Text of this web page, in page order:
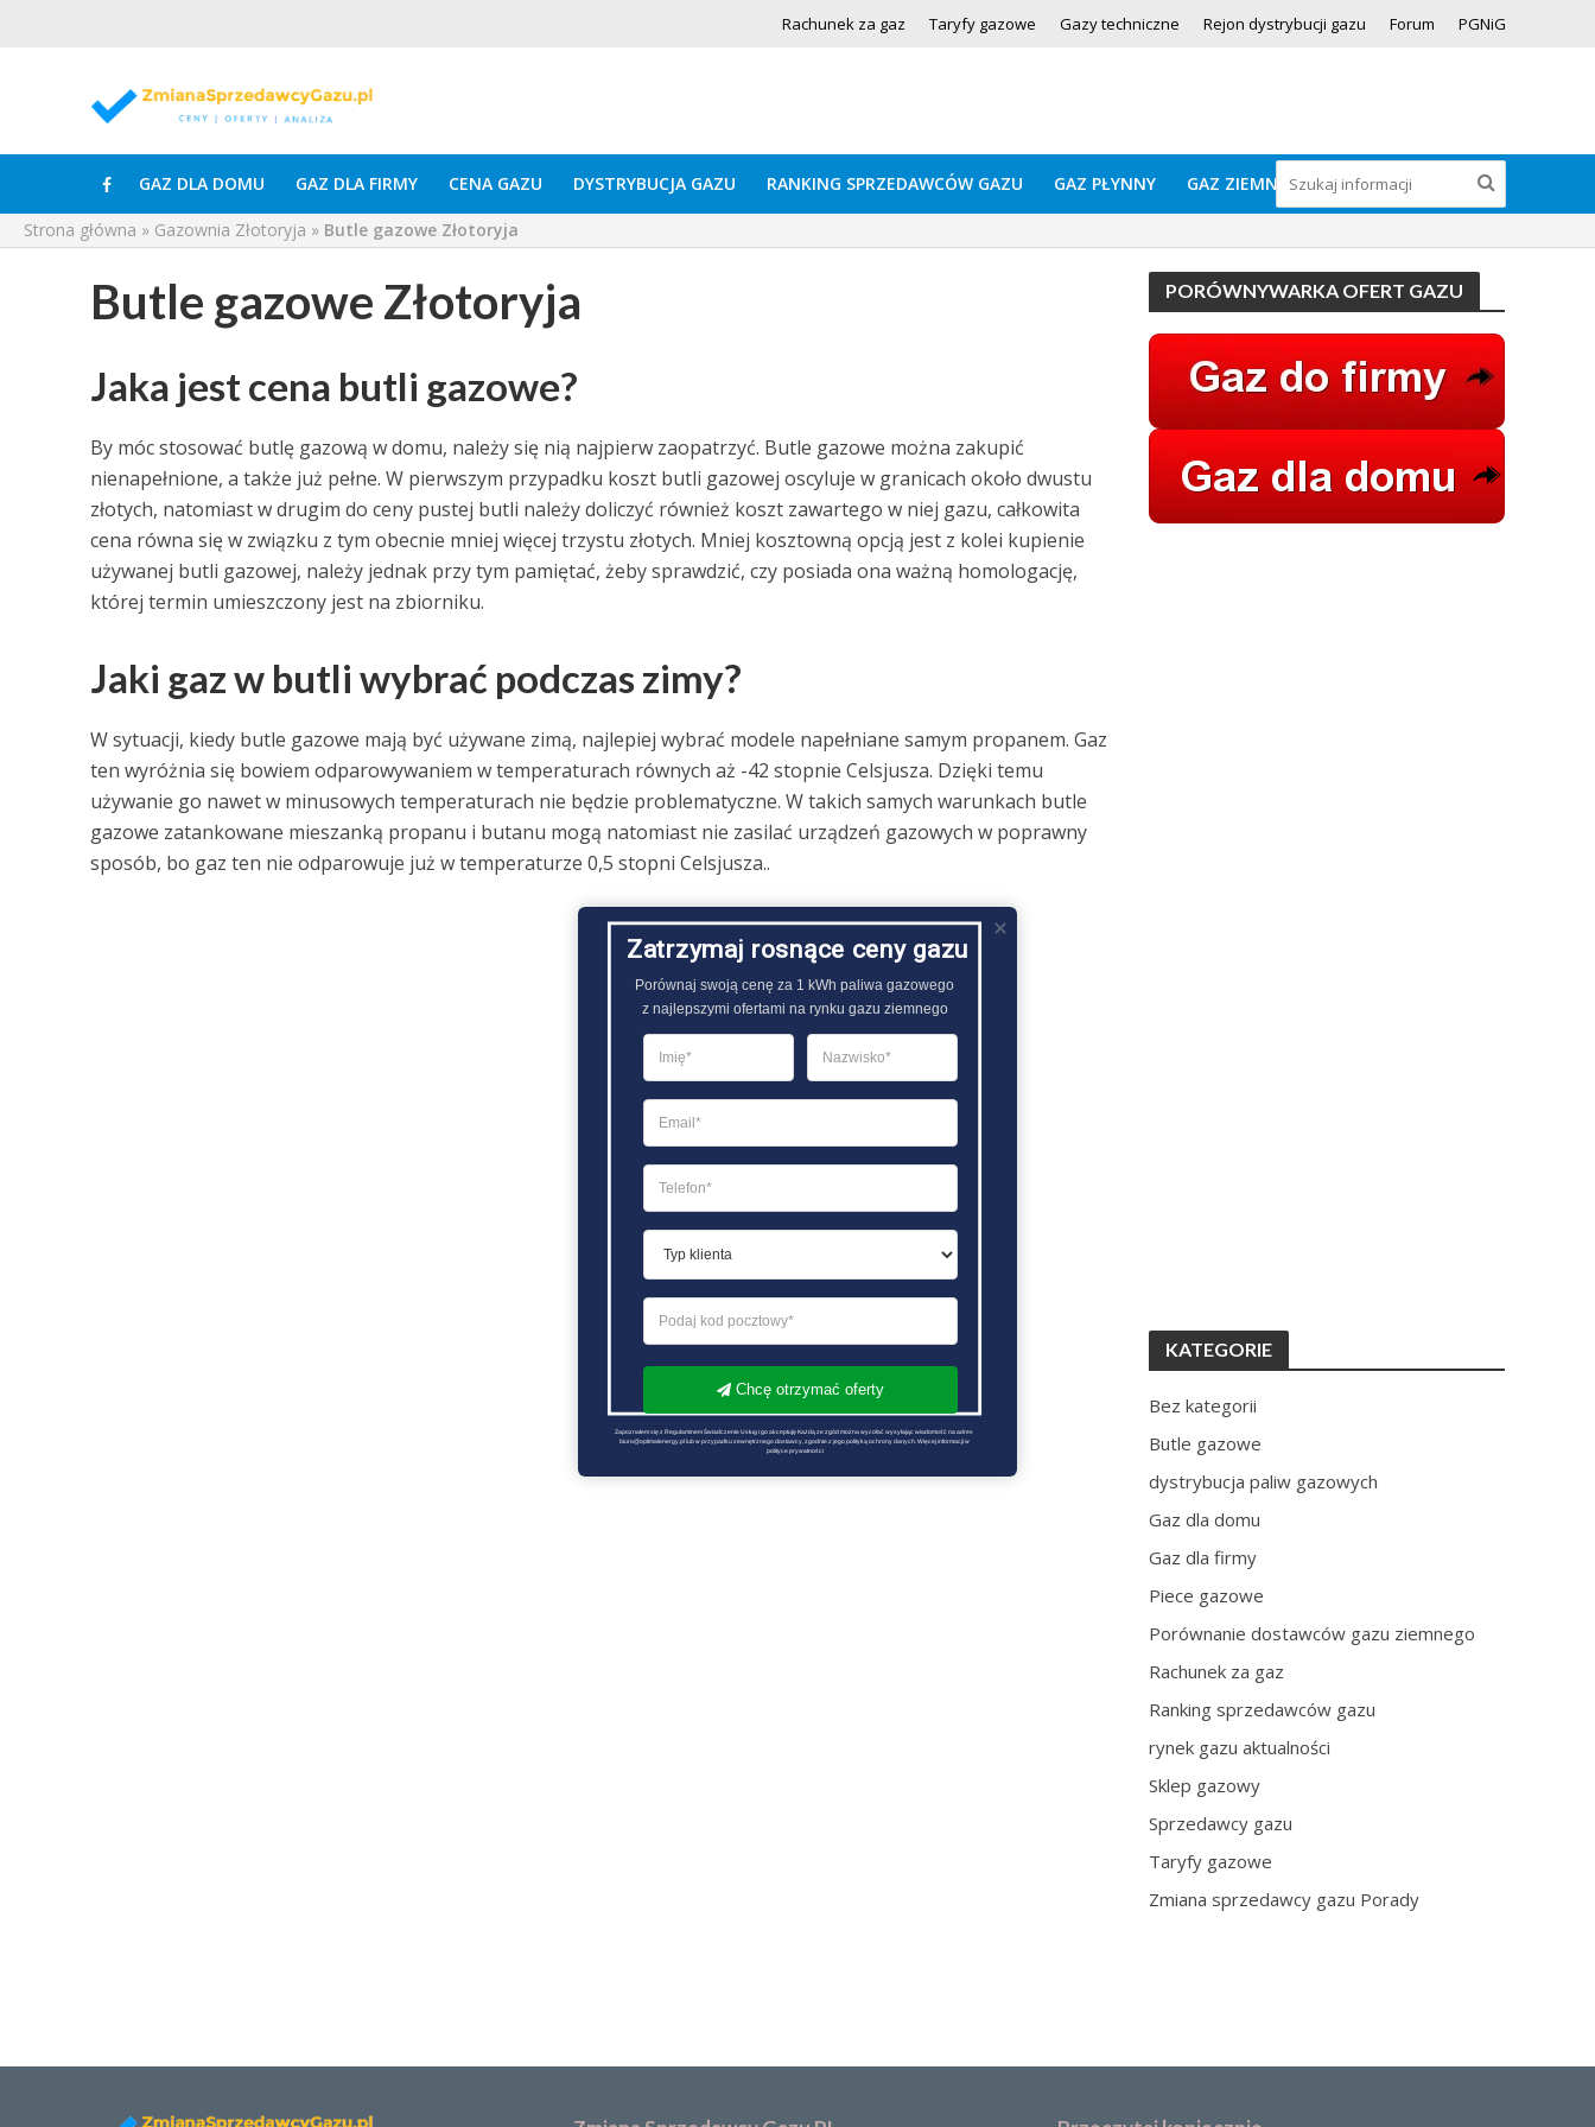
Rachunek za gaz Taryfy gazowe Gazy techniczne Rejon dystrybucji gazu Forum PGNiG
GAZ DLA DOMU GAZ DLA FIRMY CENA GAZU DYSTRYBUCJA GAZU RANKING SPRZEDAWCÓW GAZU GAZ PŁYNNY GAZ ZIEMNY
Strona główna » Gazownia Złotoryja » Butle gazowe Złotoryja
Butle gazowe Złotoryja
Jaka jest cena butli gazowe?
By móc stosować butlę gazową w domu, należy się nią najpierw zaopatrzyć. Butle gazowe można zakupić
nienapełnione, a także już pełne. W pierwszym przypadku koszt butli gazowej oscyluje w granicach około dwustu
złotych, natomiast w drugim do ceny pustej butli należy doliczyć również koszt zawartego w niej gazu, całkowita
cena równa się w związku z tym obecnie mniej więcej trzystu złotych. Mniej kosztowną opcją jest z kolei kupienie
używanej butli gazowej, należy jednak przy tym pamiętać, żeby sprawdzić, czy posiada ona ważną homologację,
której termin umieszczony jest na zbiorniku.
Jaki gaz w butli wybrać podczas zimy?
W sytuacji, kiedy butle gazowe mają być używane zimą, najlepiej wybrać modele napełniane samym propanem. Gaz
ten wyróżnia się bowiem odparowywaniem w temperaturach równych aż -42 stopnie Celsjusza. Dzięki temu
używanie go nawet w minusowych temperaturach nie będzie problematyczne. W takich samych warunkach butle
gazowe zatankowane mieszanką propanu i butanu mogą natomiast nie zasilać urządzeń gazowych w poprawny
sposób, bo gaz ten nie odparowuje już w temperaturze 0,5 stopni Celsjusza..
PORÓWNYWARKA OFERT GAZU
KATEGORIE
Bez kategorii
Butle gazowe
dystrybucja paliw gazowych
Gaz dla domu
Gaz dla firmy
Piece gazowe
Porównanie dostawców gazu ziemnego
Rachunek za gaz
Ranking sprzedawców gazu
rynek gazu aktualności
Sklep gazowy
Sprzedawcy gazu
Taryfy gazowe
Zmiana sprzedawcy gazu Porady
Zatrzymaj rosnące ceny gazu
Porównaj swoją cenę za 1 kWh paliwa gazowego
z najlepszymi ofertami na rynku gazu ziemnego
Chcę otrzymać oferty
Zapoznałem się z Regulaminem Świadczenie Usług i go akceptuję Każdą ze zgód można wycofać wysyłając wiadomość na adres
biuro@optimalenergy.pl lub w przypadku zewnętrznego dostawcy, zgodnie z jego polityką ochrony danych. Więcej informacji w
polityce prywatności